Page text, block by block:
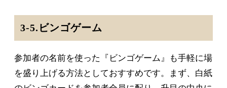
3-5.ビンゴゲーム
参加者の名前を使った『ビンゴゲーム』も手軽に場
を盛り上げる方法としておすすめです。まず、白紙